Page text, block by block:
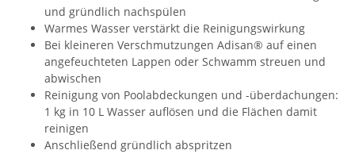
und gründlich nachspülen
Warmes Wasser verstärkt die Reinigungswirkung
Bei kleineren Verschmutzungen Adisan® auf einen
angefeuchteten Lappen oder Schwamm streuen und
abwischen
Reinigung von Poolabdeckungen und -überdachungen:
1 kg in 10 L Wasser auflösen und die Flächen damit
reinigen
Anschließend gründlich abspritzen